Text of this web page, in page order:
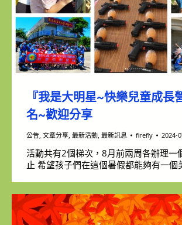
『我是大明星~快樂兒童成長
名~歡迎分享
公告, 文章分享, 最新活動, 最新訊息 firefly 2024-
活動共有2個梯次，8月前兩周各辦理一
止 希望孩子們在這個暑假都能夠有一個